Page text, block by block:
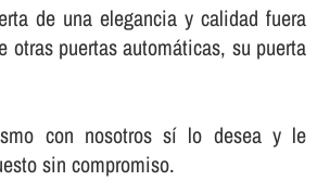
de una elegancia y calidad fuera
otras puertas automáticas, su puerta
con nosotros sí­ lo desea y le
sin compromiso.